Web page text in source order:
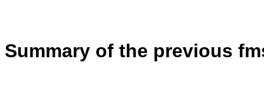
Summary of the previous